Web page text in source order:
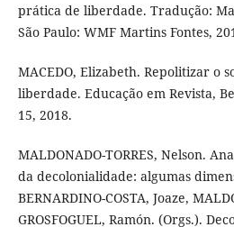
prática de liberdade. Tradução:
São Paulo: WMF Martins Fontes,
MACEDO, Elizabeth. Repolitizar o
liberdade. Educação em Revista,
15, 2018.
MALDONADO-TORRES, Nelson.
da decolonialidade: algumas
BERNARDINO-COSTA, Joaze,
GROSFOGUEL, Ramón. (Orgs.).